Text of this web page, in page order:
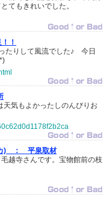
てもきれいでした。
！
たりして風流でした♪ 今日
気もよかったしのんびりお
) ：
平泉取材
越寺さんです。宝物館前の枝